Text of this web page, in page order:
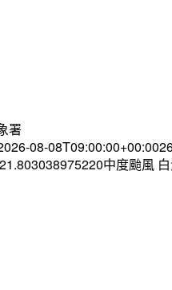
署
08-
中度颱風